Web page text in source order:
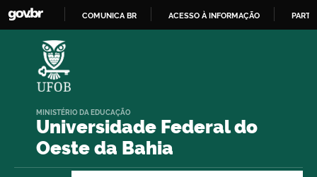
COMUNICA BR ACESSO À INFORMAÇÃO
Universidade Federal do
Oeste da Bahia
MINISTÉRIO DA EDUCAÇÃO